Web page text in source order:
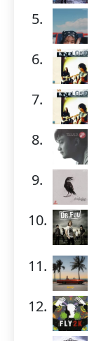
5.
6.
7.
8.
9.
10.
11.
12.